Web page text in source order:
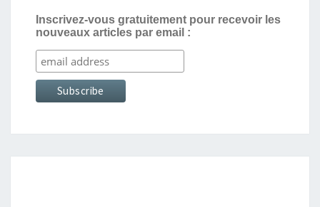
Inscrivez-vous gratuitement pour recevoir les
nouveaux articles par email :